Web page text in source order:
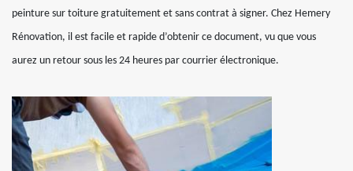
peinture sur toiture gratuitement et sans contrat à signer. Chez Hemery
Rénovation, il est facile et rapide d’obtenir ce document, vu que vous
aurez un retour sous les 24 heures par courrier électronique.